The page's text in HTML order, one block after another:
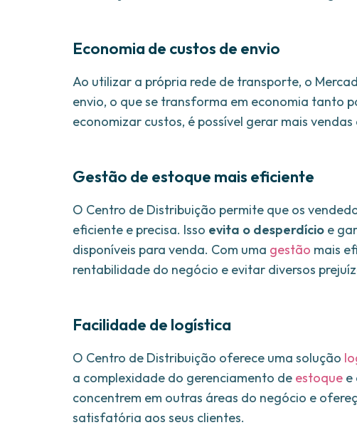
Economia de custos de envio
Ao utilizar a própria rede de transporte, o
envio, o que se transforma em economia tanto
economizar custos, é possível gerar mais
Gestão de estoque mais eficiente
O Centro de Distribuição permite que os
eficiente e precisa. Isso evita o desperdício e
disponíveis para venda. Com uma gestão mais
rentabilidade do negócio e evitar diversos
Facilidade de logística
O Centro de Distribuição oferece uma solução
a complexidade do gerenciamento de estoque e
concentrem em outras áreas do negócio e
satisfatória aos seus clientes.